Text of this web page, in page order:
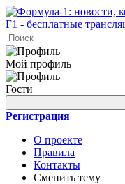
Мой профиль
Гости
Регистрация
О проекте
Правила
Контакты
Сменить тему